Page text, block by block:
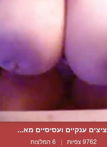
ציצים ענקיים ועסיסיים מא...
9762 צפיות | 6 המלצות